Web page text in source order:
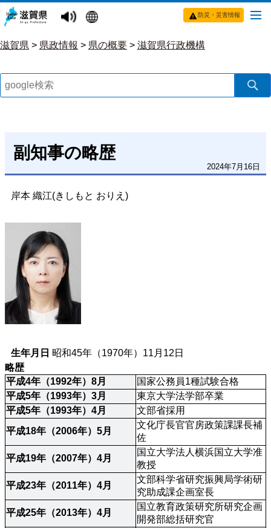
防災・災害情報
滋賀県 > 県政情報 > 県の概要 > 滋賀県行政機構
副知事の略歴
2024年7月16日
岸本 織江(きしもと おりえ)
生年月日 昭和45年（1970年）11月12日
略歴
平成4年（1992年）8月
国家公務員1種試験合格
平成5年（1993年）3月
東京大学法学部卒業
平成5年（1993年）4月
文部省採用
平成18年（2006年）5月
文化庁長官官房政策課課長補
佐
平成19年（2007年）4月
国立大学法人横浜国立大学准
教授
平成23年（2011年）4月
文部科学省研究振興局学術研
究助成課企画室長
平成25年（2013年）4月
国立教育政策研究所研究企画
開発部総括研究官